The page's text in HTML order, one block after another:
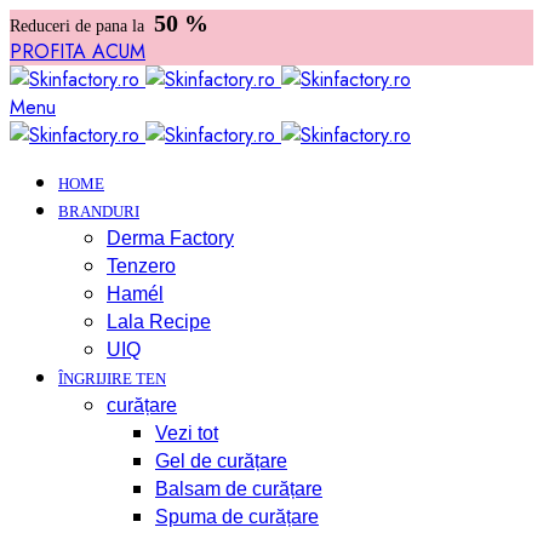
Reduceri de pana la 50 %
PROFITA ACUM
Menu
HOME
BRANDURI
Derma Factory
Tenzero
Hamél
Lala Recipe
UIQ
ÎNGRIJIRE TEN
curățare
Vezi tot
Gel de curățare
Balsam de curățare
Spuma de curățare